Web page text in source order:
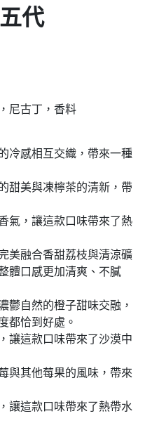
代
尼古丁，香料
冷感相互交織，帶來一種
甜美與凍檸茶的清新，帶
氣，讓這款口味帶來了熱
美融合香甜荔枝與清涼礦
體口感更加清爽、不膩
鬱自然的橙子甜味交融，
都恰到好處。
讓這款口味帶來了沙漠中
與其他莓果的風味，帶來
讓這款口味帶來了熱帶水